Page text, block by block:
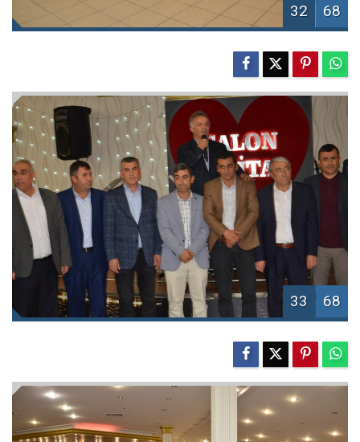
32 68
33 68